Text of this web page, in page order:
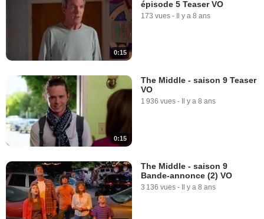
0:15
épisode 5 Teaser VO
173 vues - Il y a 8 ans
0:15
The Middle - saison 9 Teaser
VO
1 936 vues - Il y a 8 ans
The Middle - saison 9
Bande-annonce (2) VO
3 136 vues - Il y a 8 ans